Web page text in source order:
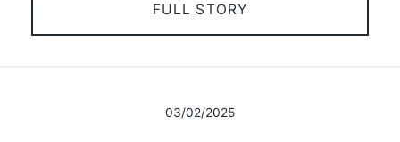
FULL STORY
03/02/2025